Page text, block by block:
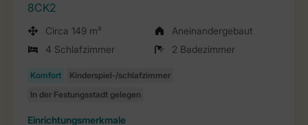
8CK2
Circa 149 m²
Aneinandergebaut
4 Schlafzimmer
2 Badezimmer
Einrichtungsmerkmale